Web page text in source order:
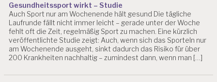
U
R
N
O
U
T
R.
Gesundheitssport wirkt – Studie
Auch Sport nur am Wochenende hält gesund Die tägliche
Laufrunde fällt nicht immer leicht – gerade unter der Woche
fehlt oft die Zeit, regelmäßig Sport zu machen. Eine kürzlich
veröffentlichte Studie zeigt: Auch, wenn sich das Sporteln nur
am Wochenende ausgeht, sinkt dadurch das Risiko für über
200 Krankheiten nachhaltig – zumindest dann, wenn man […]